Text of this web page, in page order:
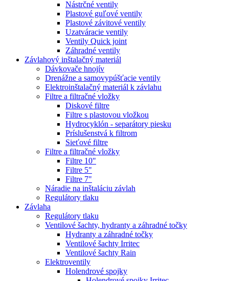
Nástrčné ventily
Plastové guľové ventily
Plastové závitové ventily
Uzatváracie ventily
Ventily Quick joint
Záhradné ventily
Závlahový inštalačný materiál
Dávkovače hnojív
Drenážne a samovypúšťacie ventily
Elektroinštalačný materiál k závlahu
Filtre a filtračné vložky
Diskové filtre
Filtre s plastovou vložkou
Hydrocyklón - separátory piesku
Príslušenstvá k filtrom
Sieťové filtre
Filtre a filtračné vložky
Filtre 10"
Filtre 5"
Filtre 7"
Náradie na inštaláciu závlah
Regulátory tlaku
Závlaha
Regulátory tlaku
Ventilové šachty, hydranty a záhradné točky
Hydranty a záhradné točky
Ventilové šachty Irritec
Ventilové šachty Rain
Elektroventily
Holendrové spojky